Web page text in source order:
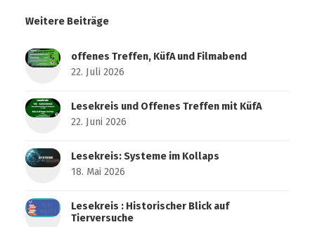
Weitere Beiträge
offenes Treffen, KüfA und Filmabend
22. Juli 2026
Lesekreis und Offenes Treffen mit KüfA
22. Juni 2026
Lesekreis: Systeme im Kollaps
18. Mai 2026
Lesekreis : Historischer Blick auf
Tierversuche